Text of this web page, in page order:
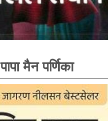
पापा मैन पर्णिका